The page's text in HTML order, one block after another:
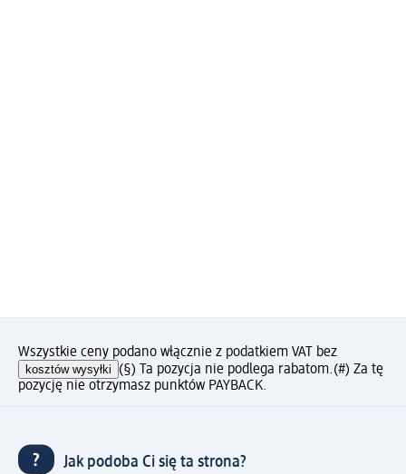
Wszystkie ceny podano włącznie z podatkiem VAT bez
kosztów wysyłki (§) Ta pozycja nie podlega rabatom.(#) Za tę
pozycję nie otrzymasz punktów PAYBACK.
Jak podoba Ci się ta strona?